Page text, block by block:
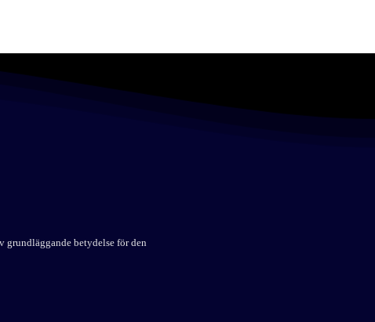
grundläggande betydelse för den